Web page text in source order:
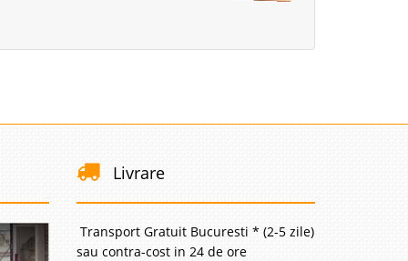
Livrare
Transport Gratuit Bucuresti * (2-5 zile)
sau contra-cost in 24 de ore